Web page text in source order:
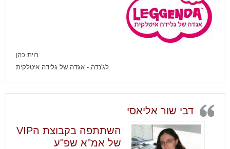
רוית כהן
לג'נדה - אגדה של גלידה איטלקית
דבי שור אליאסי
השתתפה בקבוצת הVIP
של אמ"א שפ"ע